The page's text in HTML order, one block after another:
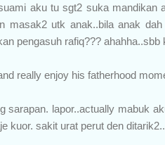
aku tu sgt2 suka mandikan
masak2 utk anak..bila anak
pengasuh rafiq???
really enjoy his fatherhood
sarapan. lapor..actually mabuk
kuor. sakit urat perut den